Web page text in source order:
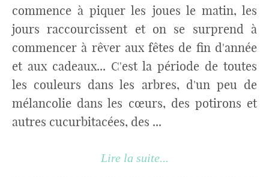
commence à piquer les joues le matin, les
jours raccourcissent et on se surprend à
commencer à rêver aux fêtes de fin d'année
et aux cadeaux... C'est la période de toutes
les couleurs dans les arbres, d'un peu de
mélancolie dans les cœurs, des potirons et
autres cucurbitacées, des ...
Lire la suite...